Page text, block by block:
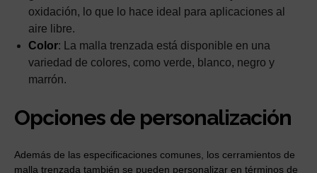
oxidación, lo que lo hace ideal para aplicaciones al
aire libre.
Color: La malla trenzada está disponible en una
variedad de colores, como verde, blanco, negro y
marrón.
Opciones de personalización
Además de las especificaciones comunes, los cerramientos de
malla trenzada también se pueden personalizar en términos de